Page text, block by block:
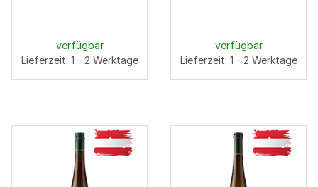
verfügbar
Lieferzeit: 1 - 2 Werktage
verfügbar
Lieferzeit: 1 - 2 Werktage